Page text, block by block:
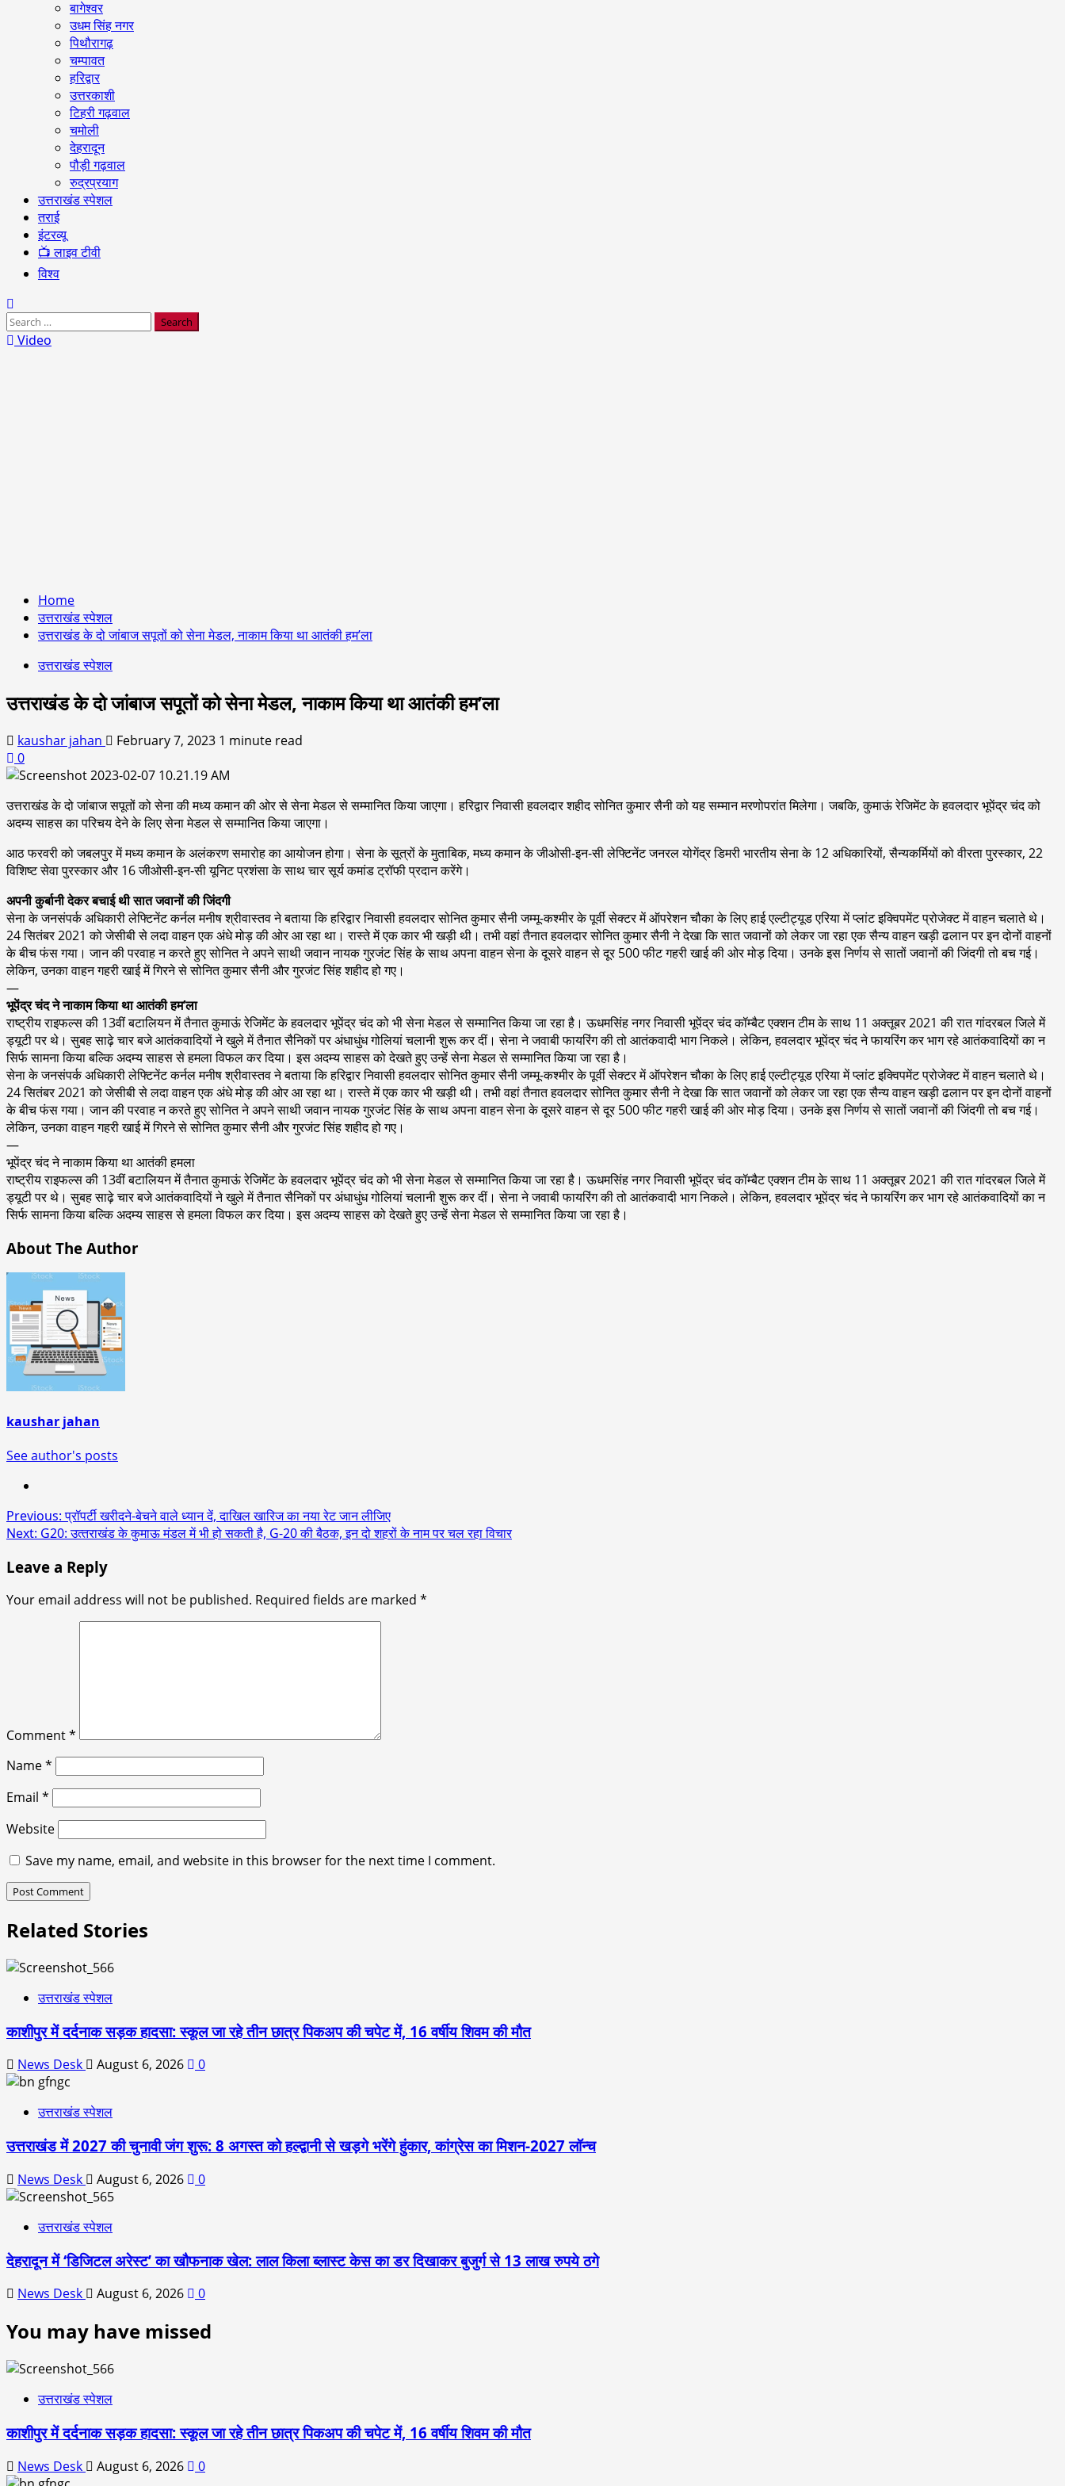
बागेश्वर
उधम सिंह नगर
पिथौरागढ़
चम्पावत
हरिद्वार
उत्तरकाशी
टिहरी गढ़वाल
चमोली
देहरादून
पौड़ी गढ़वाल
रुद्रप्रयाग
उत्तराखंड स्पेशल
तराई
इंटरव्यू
📺 लाइव टीवी
विश्व
Search
for:Video
Home
उत्तराखंड स्पेशल
उत्तराखंड के दो जांबाज सपूतों को सेना मेडल, नाकाम किया था आतंकी हम’ला
उत्तराखंड स्पेशल
उत्तराखंड के दो जांबाज सपूतों को सेना मेडल, नाकाम किया था आतंकी हम’ला
kaushar jahan February 7, 2023 1 minute read
0
उत्तराखंड के दो जांबाज सपूतों को सेना की मध्य कमान की ओर से सेना मेडल से सम्मानित किया जाएगा। हरिद्वार निवासी हवलदार शहीद सोनित कुमार सैनी को यह सम्मान मरणोपरांत मिलेगा। जबकि, कुमाऊं रेजिमेंट के हवलदार भूपेंद्र चंद को
अदम्य साहस का परिचय देने के लिए सेना मेडल से सम्मानित किया जाएगा।
आठ फरवरी को जबलपुर में मध्य कमान के अलंकरण समारोह का आयोजन होगा। सेना के सूत्रों के मुताबिक, मध्य कमान के जीओसी-इन-सी लेफ्टिनेंट जनरल योगेंद्र डिमरी भारतीय सेना के 12 अधिकारियों, सैन्यकर्मियों को वीरता पुरस्कार, 22
विशिष्ट सेवा पुरस्कार और 16 जीओसी-इन-सी यूनिट प्रशंसा के साथ चार सूर्य कमांड ट्रॉफी प्रदान करेंगे।
अपनी कुर्बानी देकर बचाई थी सात जवानों की जिंदगी
सेना के जनसंपर्क अधिकारी लेफ्टिनेंट कर्नल मनीष श्रीवास्तव ने बताया कि हरिद्वार निवासी हवलदार सोनित कुमार सैनी जम्मू-कश्मीर के पूर्वी सेक्टर में ऑपरेशन चौका के लिए हाई एल्टीट्यूड एरिया में प्लांट इक्विपमेंट प्रोजेक्ट में वाहन चलाते थे।
24 सितंबर 2021 को जेसीबी से लदा वाहन एक अंधे मोड़ की ओर आ रहा था। रास्ते में एक कार भी खड़ी थी। तभी वहां तैनात हवलदार सोनित कुमार सैनी ने देखा कि सात जवानों को लेकर जा रहा एक सैन्य वाहन खड़ी ढलान पर इन दोनों वाहनों
के बीच फंस गया। जान की परवाह न करते हुए सोनित ने अपने साथी जवान नायक गुरजंट सिंह के साथ अपना वाहन सेना के दूसरे वाहन से दूर 500 फीट गहरी खाई की ओर मोड़ दिया। उनके इस निर्णय से सातों जवानों की जिंदगी तो बच गई।
लेकिन, उनका वाहन गहरी खाई में गिरने से सोनित कुमार सैनी और गुरजंट सिंह शहीद हो गए।
—
भूपेंद्र चंद ने नाकाम किया था आतंकी हम’ला
राष्ट्रीय राइफल्स की 13वीं बटालियन में तैनात कुमाऊं रेजिमेंट के हवलदार भूपेंद्र चंद को भी सेना मेडल से सम्मानित किया जा रहा है। ऊधमसिंह नगर निवासी भूपेंद्र चंद कॉम्बैट एक्शन टीम के साथ 11 अक्तूबर 2021 की रात गांदरबल जिले में
ड्यूटी पर थे। सुबह साढ़े चार बजे आतंकवादियों ने खुले में तैनात सैनिकों पर अंधाधुंध गोलियां चलानी शुरू कर दीं। सेना ने जवाबी फायरिंग की तो आतंकवादी भाग निकले। लेकिन, हवलदार भूपेंद्र चंद ने फायरिंग कर भाग रहे आतंकवादियों का न
सिर्फ सामना किया बल्कि अदम्य साहस से हमला विफल कर दिया। इस अदम्य साहस को देखते हुए उन्हें सेना मेडल से सम्मानित किया जा रहा है।
सेना के जनसंपर्क अधिकारी लेफ्टिनेंट कर्नल मनीष श्रीवास्तव ने बताया कि हरिद्वार निवासी हवलदार सोनित कुमार सैनी जम्मू-कश्मीर के पूर्वी सेक्टर में ऑपरेशन चौका के लिए हाई एल्टीट्यूड एरिया में प्लांट इक्विपमेंट प्रोजेक्ट में वाहन चलाते थे।
24 सितंबर 2021 को जेसीबी से लदा वाहन एक अंधे मोड़ की ओर आ रहा था। रास्ते में एक कार भी खड़ी थी। तभी वहां तैनात हवलदार सोनित कुमार सैनी ने देखा कि सात जवानों को लेकर जा रहा एक सैन्य वाहन खड़ी ढलान पर इन दोनों वाहनों
के बीच फंस गया। जान की परवाह न करते हुए सोनित ने अपने साथी जवान नायक गुरजंट सिंह के साथ अपना वाहन सेना के दूसरे वाहन से दूर 500 फीट गहरी खाई की ओर मोड़ दिया। उनके इस निर्णय से सातों जवानों की जिंदगी तो बच गई।
लेकिन, उनका वाहन गहरी खाई में गिरने से सोनित कुमार सैनी और गुरजंट सिंह शहीद हो गए।
—
भूपेंद्र चंद ने नाकाम किया था आतंकी हमला
राष्ट्रीय राइफल्स की 13वीं बटालियन में तैनात कुमाऊं रेजिमेंट के हवलदार भूपेंद्र चंद को भी सेना मेडल से सम्मानित किया जा रहा है। ऊधमसिंह नगर निवासी भूपेंद्र चंद कॉम्बैट एक्शन टीम के साथ 11 अक्तूबर 2021 की रात गांदरबल जिले में
ड्यूटी पर थे। सुबह साढ़े चार बजे आतंकवादियों ने खुले में तैनात सैनिकों पर अंधाधुंध गोलियां चलानी शुरू कर दीं। सेना ने जवाबी फायरिंग की तो आतंकवादी भाग निकले। लेकिन, हवलदार भूपेंद्र चंद ने फायरिंग कर भाग रहे आतंकवादियों का न
सिर्फ सामना किया बल्कि अदम्य साहस से हमला विफल कर दिया। इस अदम्य साहस को देखते हुए उन्हें सेना मेडल से सम्मानित किया जा रहा है।
About The Author
kaushar jahan
See author's posts
Post
navigation
Previous:प्रॉपर्टी खरीदने-बेचने वाले ध्यान दें, दाखिल खारिज का नया रेट जान लीजिए
Next: G20: उत्‍तराखंड के कुमाऊ मंडल में भी हो सकती है, G-20 की बैठक, इन दो शहरों के नाम पर चल रहा विचार
Leave a Reply
Your email address will not be published. Required fields are marked *
Comment*
Name*
Email *
Website
Save my name, email, and website in this browser for the next time I comment.
Related Stories
उत्तराखंड स्पेशल
काशीपुर में दर्दनाक सड़क हादसा: स्कूल जा रहे तीन छात्र पिकअप की चपेट में, 16 वर्षीय शिवम की मौत
News Desk August 6, 2026 0
उत्तराखंड स्पेशल
उत्तराखंड में 2027 की चुनावी जंग शुरू: 8 अगस्त को हल्द्वानी से खड़गे भरेंगे हुंकार, कांग्रेस का मिशन-2027 लॉन्च
News Desk August 6, 2026 0
उत्तराखंड स्पेशल
देहरादून में ‘डिजिटल अरेस्ट’ का खौफनाक खेल: लाल किला ब्लास्ट केस का डर दिखाकर बुजुर्ग से 13 लाख रुपये ठगे
News Desk August 6, 2026 0
You may have missed
उत्तराखंड स्पेशल
काशीपुर में दर्दनाक सड़क हादसा: स्कूल जा रहे तीन छात्र पिकअप की चपेट में, 16 वर्षीय शिवम की मौत
News Desk August 6, 2026 0